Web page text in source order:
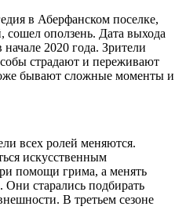
в Аберфанском поселке,
сошел оползень. Дата выхода
2020 года. Зрители
страдают и переживают
бывают сложные моменты и
всех ролей меняются.
искусственным
помощи грима, а менять
Они старались подбирать
В третьем сезоне